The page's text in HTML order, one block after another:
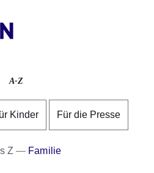
A-Z
Kinder Für die Presse
Z Familie